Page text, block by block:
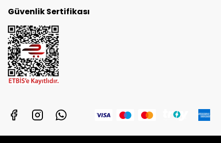
Güvenlik Sertifikası